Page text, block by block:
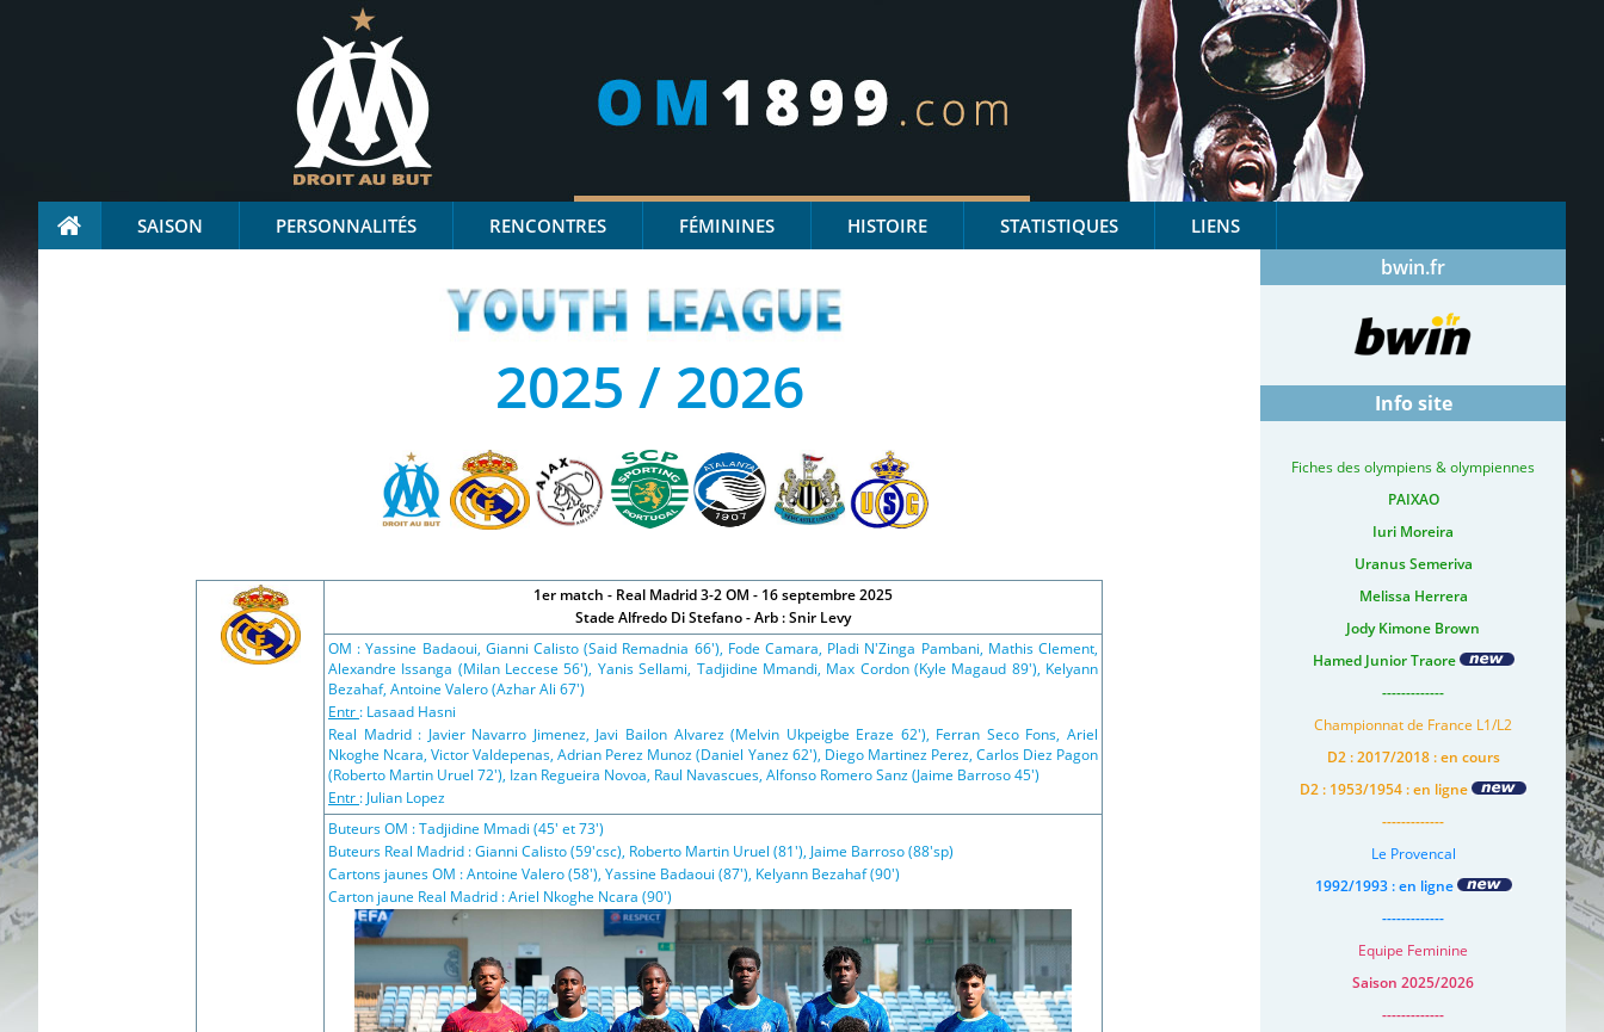
SAISON PERSONNALITÉS RENCONTRES FÉMININES HISTOIRE STATISTIQUES LIENS
2025 / 2026
1er match - Real Madrid 3-2 OM - 16 septembre 2025
Stade Alfredo Di Stefano - Arb : Snir Levy
OM : Yassine Badaoui, Gianni Calisto (Said Remadnia 66'), Fode Camara, Pladi N'Zinga Pambani, Mathis Clement,
Alexandre Issanga (Milan Leccese 56'), Yanis Sellami, Tadjidine Mmandi, Max Cordon (Kyle Magaud 89'), Kelyann
Bezahaf, Antoine Valero (Azhar Ali 67')
Entr : Lasaad Hasni
Real Madrid : Javier Navarro Jimenez, Javi Bailon Alvarez (Melvin Ukpeigbe Eraze 62'), Ferran Seco Fons, Ariel
Nkoghe Ncara, Victor Valdepenas, Adrian Perez Munoz (Daniel Yanez 62'), Diego Martinez Perez, Carlos Diez Pagon
(Roberto Martin Uruel 72'), Izan Regueira Novoa, Raul Navascues, Alfonso Romero Sanz (Jaime Barroso 45')
Entr : Julian Lopez
Buteurs OM : Tadjidine Mmadi (45' et 73')
Buteurs Real Madrid : Gianni Calisto (59'csc), Roberto Martin Uruel (81'), Jaime Barroso (88'sp)
Cartons jaunes OM : Antoine Valero (58'), Yassine Badaoui (87'), Kelyann Bezahaf (90')
Carton jaune Real Madrid : Ariel Nkoghe Ncara (90')
bwin.fr
Info site
Fiches des olympiens & olympiennes
PAIXAO
Iuri Moreira
Uranus Semeriva
Melissa Herrera
Jody Kimone Brown
Hamed Junior Traore
-------------
Championnat de France L1/L2
D2 : 2017/2018 : en cours
D2 : 1953/1954 : en ligne
-------------
Le Provencal
1992/1993 : en ligne
-------------
Equipe Feminine
Saison 2025/2026
-------------